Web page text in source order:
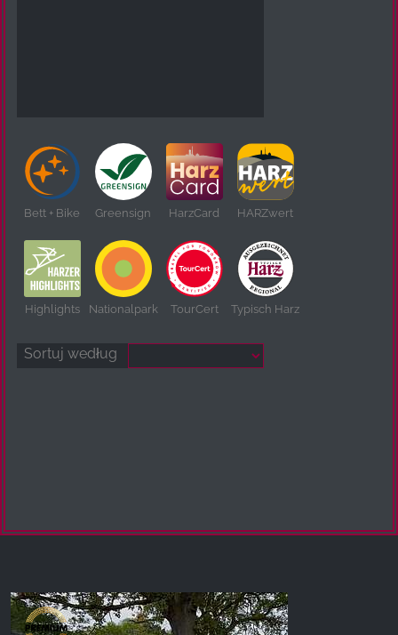
Bett + Bike Greensign HarzCard HARZwert
Highlights Nationalpark TourCert Typisch Harz
Sortuj według